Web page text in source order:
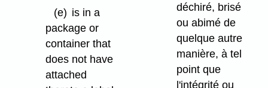
(e) is in a
package or
container that
does not have
attached
déchiré, brisé
ou abimé de
quelque autre
manière, à tel
point que
l'intégrité ou